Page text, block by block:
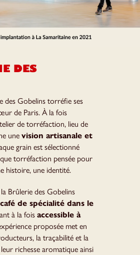
DES
des Gobelins torréfie ses
de Paris. À la fois
de torréfaction, lieu de
une vision artisanale et
grain est sélectionné
torréfaction pensée pour
histoire, une identité.
Brûlerie des Gobelins
de spécialité dans le
à la fois accessible à
proposée met en
la traçabilité et la
richesse aromatique ainsi